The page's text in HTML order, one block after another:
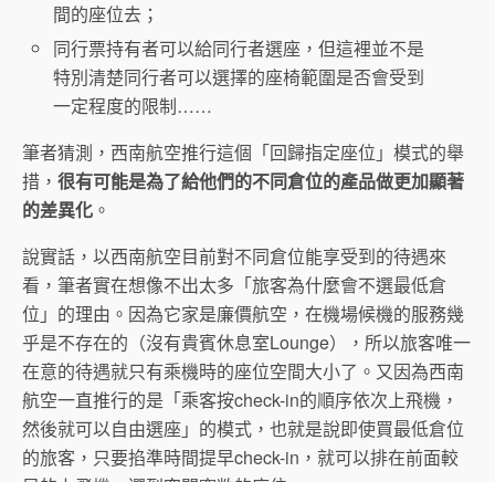
間的座位去；
同行票持有者可以給同行者選座，但這裡並不是
特別清楚同行者可以選擇的座椅範圍是否會受到
一定程度的限制……
筆者猜測，西南航空推行這個「回歸指定座位」模式的舉
措， 很有可能是為了給他們的不同倉位的產品做更加顯著
的差異化 。
說實話，以西南航空目前對不同倉位能享受到的待遇來
看，筆者實在想像不出太多「旅客為什麼會不選最低倉
位」的理由。因為它家是廉價航空，在機場候機的服務幾
乎是不存在的（沒有貴賓休息室Lounge），所以旅客唯一
在意的待遇就只有乘機時的座位空間大小了。又因為西南
航空一直推行的是「乘客按check-in的順序依次上飛機，
然後就可以自由選座」的模式，也就是說即使買最低倉位
的旅客，只要掐準時間提早check-in，就可以排在前面較